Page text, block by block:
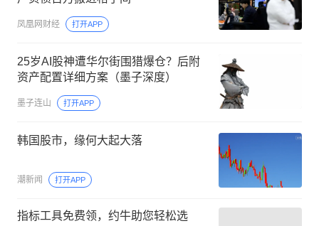
凤凰网财经 打开APP
25岁AI股神遭华尔街围猎爆仓？后附
资产配置详细方案（墨子深度）
墨子连山 打开APP
韩国股市，缘何大起大落
潮新闻 打开APP
指标工具免费领，约牛助您轻松选